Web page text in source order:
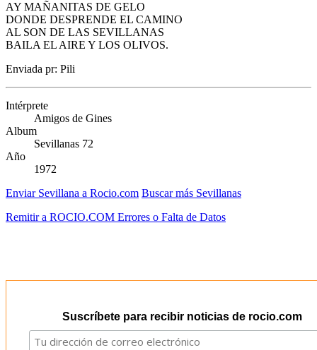
AY MAÑANITAS DE GELO
DONDE DESPRENDE EL CAMINO
AL SON DE LAS SEVILLANAS
BAILA EL AIRE Y LOS OLIVOS.
Enviada pr: Pili
Intérprete
Amigos de Gines
Album
Sevillanas 72
Año
1972
Enviar Sevillana a Rocio.com Buscar más Sevillanas
Remitir a ROCIO.COM Errores o Falta de Datos
Suscríbete para recibir noticias de rocio.com